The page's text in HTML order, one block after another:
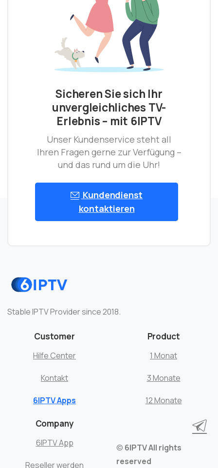
Sicheren Sie sich Ihr
unvergleichliches TV-
Erlebnis – mit 6IPTV
Unser Kundenservice steht all
Ihren Fragen gerne zur Verfügung –
und das rund um die Uhr!
Kundendienst
kontaktieren
Stable IPTV Provider since 2018.
Customer
Hilfe Center
Kontakt
6IPTV Apps
Product
1 Monat
3 Monate
12 Monate
Company
6IPTV App
Reseller werden
© 6IPTVAll rights
reserved